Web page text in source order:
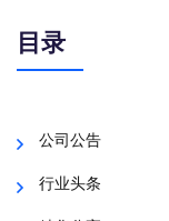
目录
公司公告
行业头条